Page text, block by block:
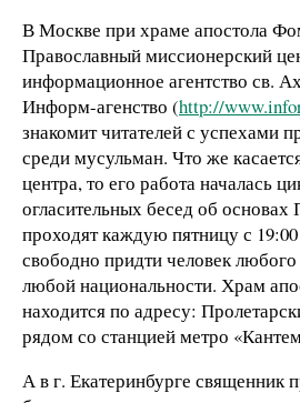
В Москве при храме апостола
Православный миссионерский
информационное агентство св.
Информ-агенство (http://
знакомит читателей с успехами
среди мусульман. Что же
центра, то его работа началась
огласительных бесед об основах
проходят каждую пятницу с
свободно придти человек
любой национальности. Храм
находится по адресу:
рядом со станцией метро
А в г. Екатеринбурге священник